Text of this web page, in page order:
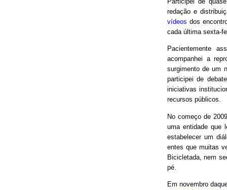
redação e
vídeos dos
cada última sexta-
Pacientemente
acompanhei a
surgimento de um
participei de
iniciativas
recursos públicos.
No começo de
uma entidade que
estabelecer um
entes que muitas
Bicicletada, nem
pé.
Em novembro